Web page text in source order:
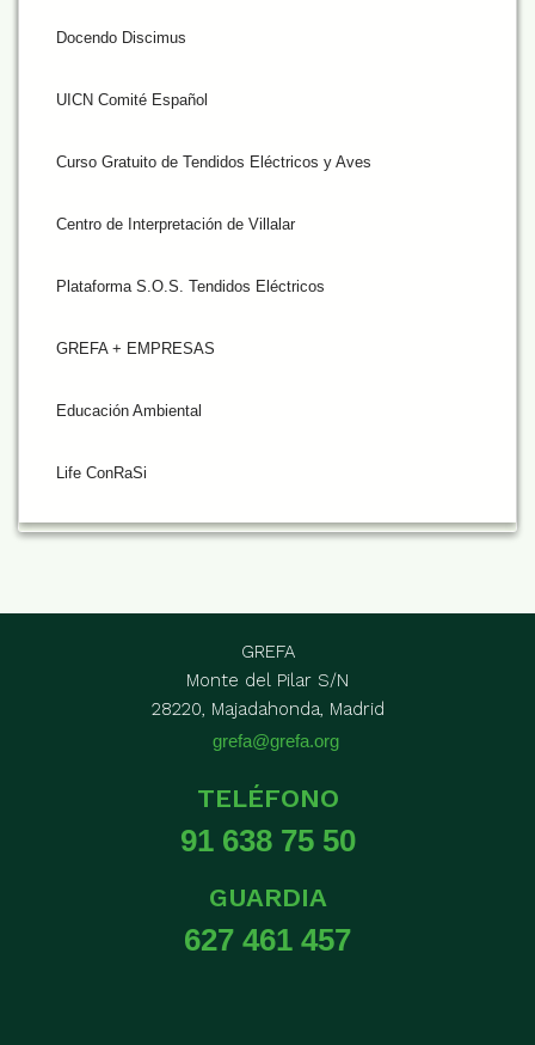
Docendo Discimus
UICN Comité Español
Curso Gratuito de Tendidos Eléctricos y Aves
Centro de Interpretación de Villalar
Plataforma S.O.S. Tendidos Eléctricos
GREFA + EMPRESAS
Educación Ambiental
Life ConRaSi
GREFA
Monte del Pilar S/N
28220, Majadahonda, Madrid
grefa@grefa.org
TELÉFONO
91 638 75 50
GUARDIA
627 461 457